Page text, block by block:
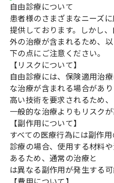
自由診療について
患者様のさまざまなニーズ
提供しております。しかし
外の治療が含まれるため、以
下の点にご注意ください。
【リスクについて】
自由診療には、保険適用治
な治療が含まれる場合があ
高い技術を要求されるため、
一般的な治療よりもリスク
【副作用について】
すべての医療行為には副作
診療の場合、使用する材料
あるため、通常の治療と
は異なる副作用が発生する可